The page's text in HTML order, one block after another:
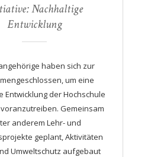
Nachhaltige
Entwicklung
haben sich zur
um eine
Entwicklung der Hochschule
Gemeinsam
anderem Lehr- und
geplant, Aktivitäten
Umweltschutz aufgebaut